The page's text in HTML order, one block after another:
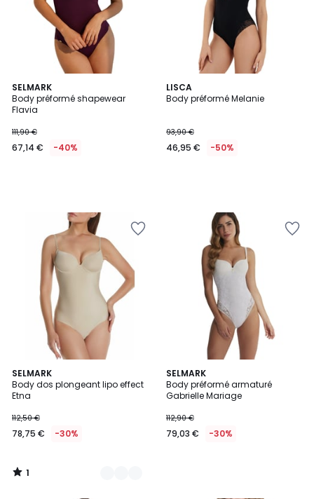
SELMARK
Body préformé shapewear
Flavia
111,90 €
67,14 € -40%
LISCA
Body préformé Melanie
93,90 €
46,95 € -50%
SELMARK
Body dos plongeant lipo effect
Etna
112,50 €
78,75 € -30%
1
/
5
2
Couleurs
1
/
SELMARK
Body préformé armaturé
Gabrielle Mariage
112,90 €
79,03 € -30%